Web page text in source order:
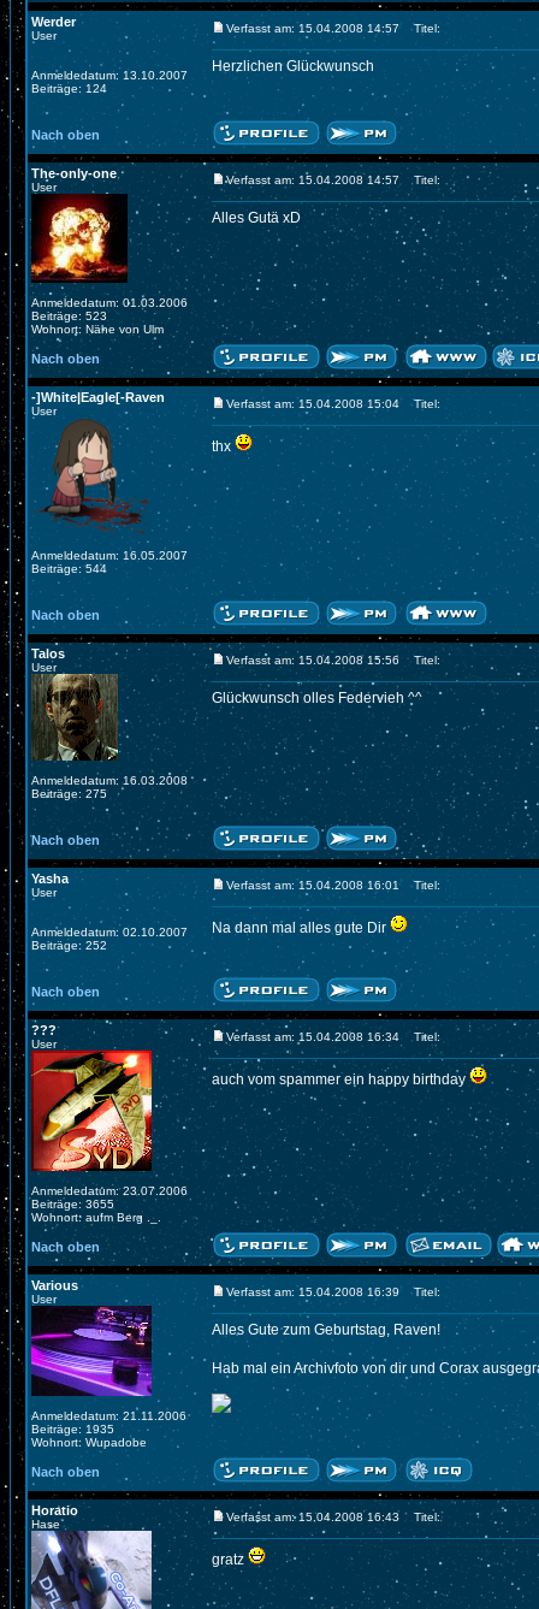
Werder
User
Anmeldedatum: 13.10.2007
Beiträge: 124
Verfasst am: 15.04.2008 14:57 Titel:
Herzlichen Glückwunsch
Nach oben
The-only-one
User
Anmeldedatum: 01.03.2006
Beiträge: 523
Wohnort: Nähe von Ulm
Verfasst am: 15.04.2008 14:57 Titel:
Alles Gutä xD
Nach oben
-]White|Eagle[-Raven
User
Anmeldedatum: 16.05.2007
Beiträge: 544
Verfasst am: 15.04.2008 15:04 Titel:
thx
Nach oben
Talos
User
Anmeldedatum: 16.03.2008
Beiträge: 275
Verfasst am: 15.04.2008 15:56 Titel:
Glückwunsch olles Federvieh ^^
Nach oben
Yasha
User
Anmeldedatum: 02.10.2007
Beiträge: 252
Verfasst am: 15.04.2008 16:01 Titel:
Na dann mal alles gute Dir
Nach oben
???
User
Anmeldedatum: 23.07.2006
Beiträge: 3655
Wohnort: aufm Berg ._.
Verfasst am: 15.04.2008 16:34 Titel:
auch vom spammer ein happy birthday
Nach oben
Various
User
Anmeldedatum: 21.11.2006
Beiträge: 1935
Wohnort: Wupadobe
Verfasst am: 15.04.2008 16:39 Titel:
Alles Gute zum Geburtstag, Raven!
Hab mal ein Archivfoto von dir und Corax
Nach oben
Horatio
Hase
Verfasst am: 15.04.2008 16:43 Titel:
gratz